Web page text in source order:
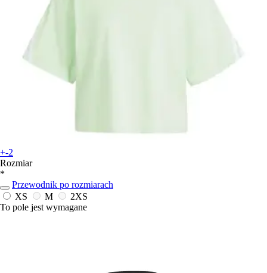
+-2
Rozmiar
*
Przewodnik po rozmiarach
XS
M
2XS
To pole jest wymagane